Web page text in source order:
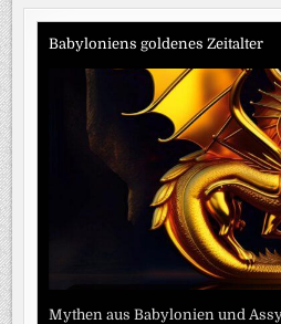
Babyloniens goldenes Zeitalter
Mythen aus Babylonien und